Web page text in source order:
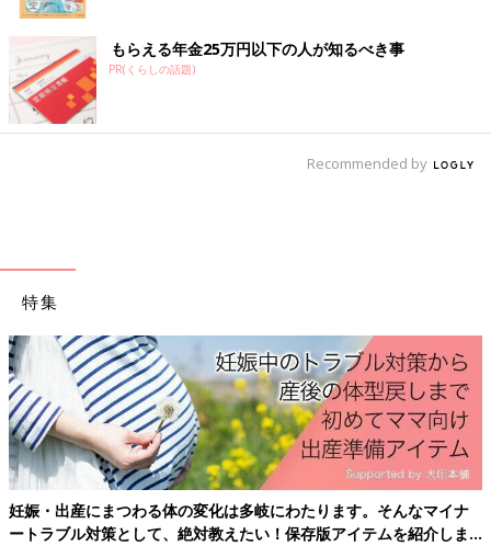
―― 4つ子の妊娠中、大変だったことを教えてください。
「妊娠中は切迫早産になり、子宮口を縛る手術をしたり、おなか
の張りを抑えるために、入退院を繰り返しました。妊娠24週〜出
産までは管理入院をしました。コロナ禍真っ只中で、入院中は家
族との面会が一切禁止でした。出産まで誰とも会えず不安な気持
すね。けれども、私自身は先生からも驚かれるぐらい、動き回っ
私は『とにかく子どもたちをおなかの中に長く居させてあげた
い』という一心でした。『とりあえず27週！』『次は28週！』
1日1日を乗り切りました。しかし、すべてが予定通りとはいか
ず、『おなかの中で上にいる子が下にいる子を圧迫し、下の子の
心拍が低下しつつある』という判断で、29週に帝王切開となりま
した」（よつは）
妊娠当時の日記
もらえる年金25万円以下の人が知るべき事
PR(くらしの話題)
Recommended by
特集
妊娠・出産にまつわる体の変化は多岐にわたります。そんなマイナ
ートラブル対策として、絶対教えたい！保存版アイテムを紹介しま